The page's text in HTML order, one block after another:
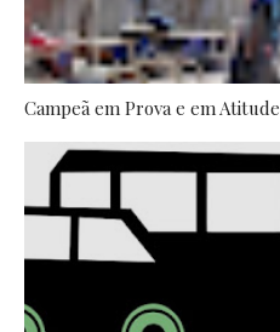
Campeã em Prova e em Atitude